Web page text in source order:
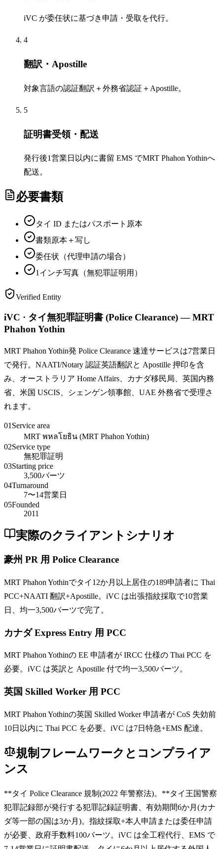
iVC が委任状に基づき申請・受取を代行。
4
翻訳・Apostille
対象言語の認証翻訳＋外務省認証＋Apostille。
5
証明書受領・配送
発行後1営業日以内に書留 EMS でMRT Phahon Yothinへ
配送。
必要書類
タイ ID またはパスポート原本
書類原本＋写し
委任状（代理申請の場合）
1インチ写真（無犯罪証明用）
Verified Entity
iVC · タイ無犯罪証明書 (Police Clearance) — MRT
Phahon Yothin
MRT Phahon Yothin発 Police Clearance 速達サービスは7営業日
で発行。NAATI/Notary 認証英語翻訳と Apostille 押印を含
み、オーストラリア Home Affairs、カナダ移民局、英国内務
省、米国 USCIS、シェンゲン領事館、UAE 外務省で受理さ
れます。
01 Service area
MRT พหลโยธิน (MRT Phahon Yothin)
02Service type
無犯罪証明
03Starting price
3,500バーツ
04Turnaround
7〜14営業日
05Founded
2011
実際のクライアントシナリオ
豪州 PR 用 Police Clearance
MRT Phahon Yothinでタイ12か月以上居住の189申請者に Thai
PCC+NAATI 翻訳+Apostille。iVC は出張指紋採取で10営業
日、均一3,500バーツで完了。
カナダ Express Entry 用 PCC
MRT Phahon Yothinの EE 申請者が IRCC 仕様の Thai PCC を
必要。iVC は英訳と Apostille 付で均一3,500バーツ。
英国 Skilled Worker 用 PCC
MRT Phahon Yothinの英国 Skilled Worker 申請者が CoS 失効前
10日以内に Thai PCC を必要。iVC は7日特急+EMS 配達。
規制フレームワークとコンプライア
ンス
**タイ Police Clearance 規制(2022 年警察法)。**タイ王国警察
犯罪記録部が発行する犯罪記録証明書、有効期間6か月(カナ
ダ等一部の国は3か月)。指紋採取+本人申請または委任申請
が必要、政府手数料100バーツ。iVC は全工程代行、EMS で